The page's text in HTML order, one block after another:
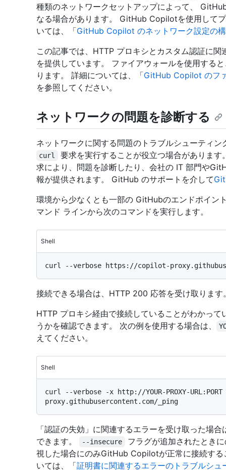
種類のネットワークセットアップによって、
なる場合があります。 GitHub Copilotを使用して
いては、「GitHub Copilot のネットワーク設定の
この記事では、HTTP プロキシとカスタム認証に
を提供しています。 ファイアウォールを使用する
ります。 詳細については、「GitHub Copilot のフ
を参照してください。
ネットワークの問題を診断する
ネットワークに関する問題のトラブルシューティ
curl
要求を実行することが役立つ場合がありま
求により、問題を診断したり、会社の IT 部門や
報が提供されます。 GitHub のサポートを介して
環境から少なくとも一部の GitHubのエンドポイン
マンド ラインから次のコマンドを実行します。
Shell
接続できる場合は、HTTP 200 応答を受け取ります
HTTP プロキシ経由で接続していることがわかっ
うかを確認できます。 次の例を使用する場合は、
えてください。
Shell
curl --verbose -x http://YOUR-PROXY-
「認証の失効」に関連するエラーを受け取った場合
できます。
--insecure
フラグが追加されたとき
視した場合にのみGitHub Copilotが正常に接続す
いては、「証明書に関連するエラーのトラブルシュ